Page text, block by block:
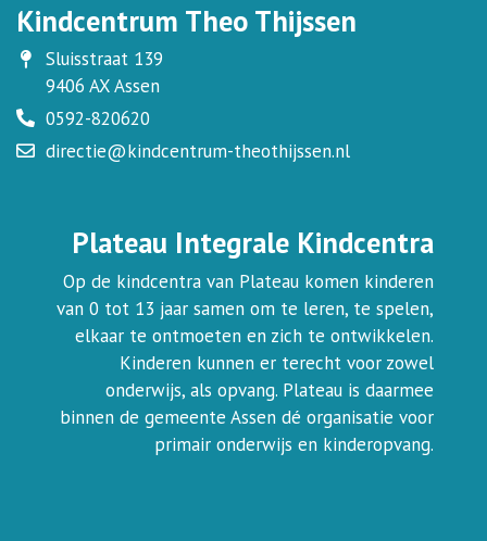
Kindcentrum Theo Thijssen
Sluisstraat 139
9406 AX Assen
0592-820620
directie@kindcentrum-theothijssen.nl
Plateau Integrale Kindcentra
Op de kindcentra van Plateau komen kinderen
van 0 tot 13 jaar samen om te leren, te spelen,
elkaar te ontmoeten en zich te ontwikkelen.
Kinderen kunnen er terecht voor zowel
onderwijs, als opvang. Plateau is daarmee
binnen de gemeente Assen dé organisatie voor
primair onderwijs en kinderopvang.